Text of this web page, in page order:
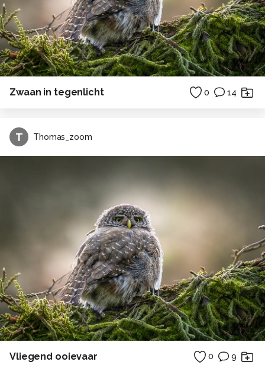
Zwaan in tegenlicht 0 14
T Thomas_zoom
Vliegend ooievaar 0 9